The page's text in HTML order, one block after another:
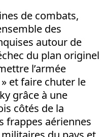
de combats,
des
autour de
du plan originel
l’armée
et faire chuter le
grâce à une
côtés de la
frappes aériennes